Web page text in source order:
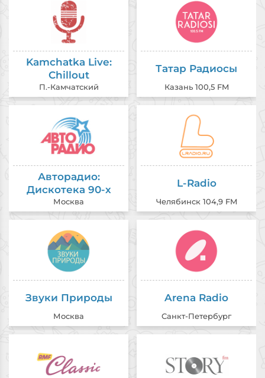
Kamchatka Live:
Chillout
П.-Камчатский
Татар Радиосы
Казань 100,5 FM
Авторадио:
Дискотека 90-х
Москва
L-Radio
Челябинск 104,9 FM
Звуки Природы
Москва
Arena Radio
Санкт-Петербург